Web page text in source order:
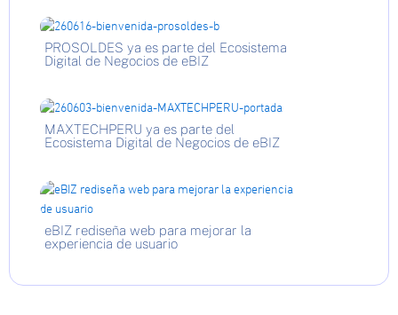
PROSOLDES ya es parte del Ecosistema
Digital de Negocios de eBIZ
MAXTECHPERU ya es parte del
Ecosistema Digital de Negocios de eBIZ
eBIZ rediseña web para mejorar la
experiencia de usuario